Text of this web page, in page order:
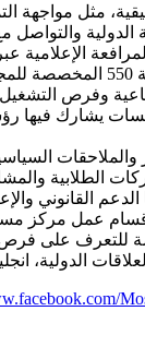
من خلال ورش تطبيقية،
والتواصل
ويولي البرنامج اهتمامًا خاصًا بقضايا التنمية الاقتصادية من
جلسات يشارك
والملاحقات
القانوني
عمل مركز